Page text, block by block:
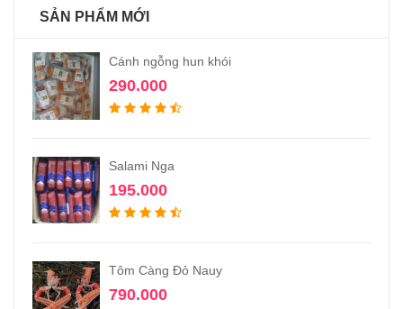
SẢN PHẨM MỚI
Cánh ngỗng hun khói
290.000
Salami Nga
195.000
Tôm Càng Đỏ Nauy
790.000